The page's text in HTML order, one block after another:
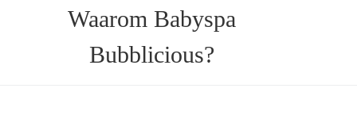
Waarom Babyspa
Bubblicious?